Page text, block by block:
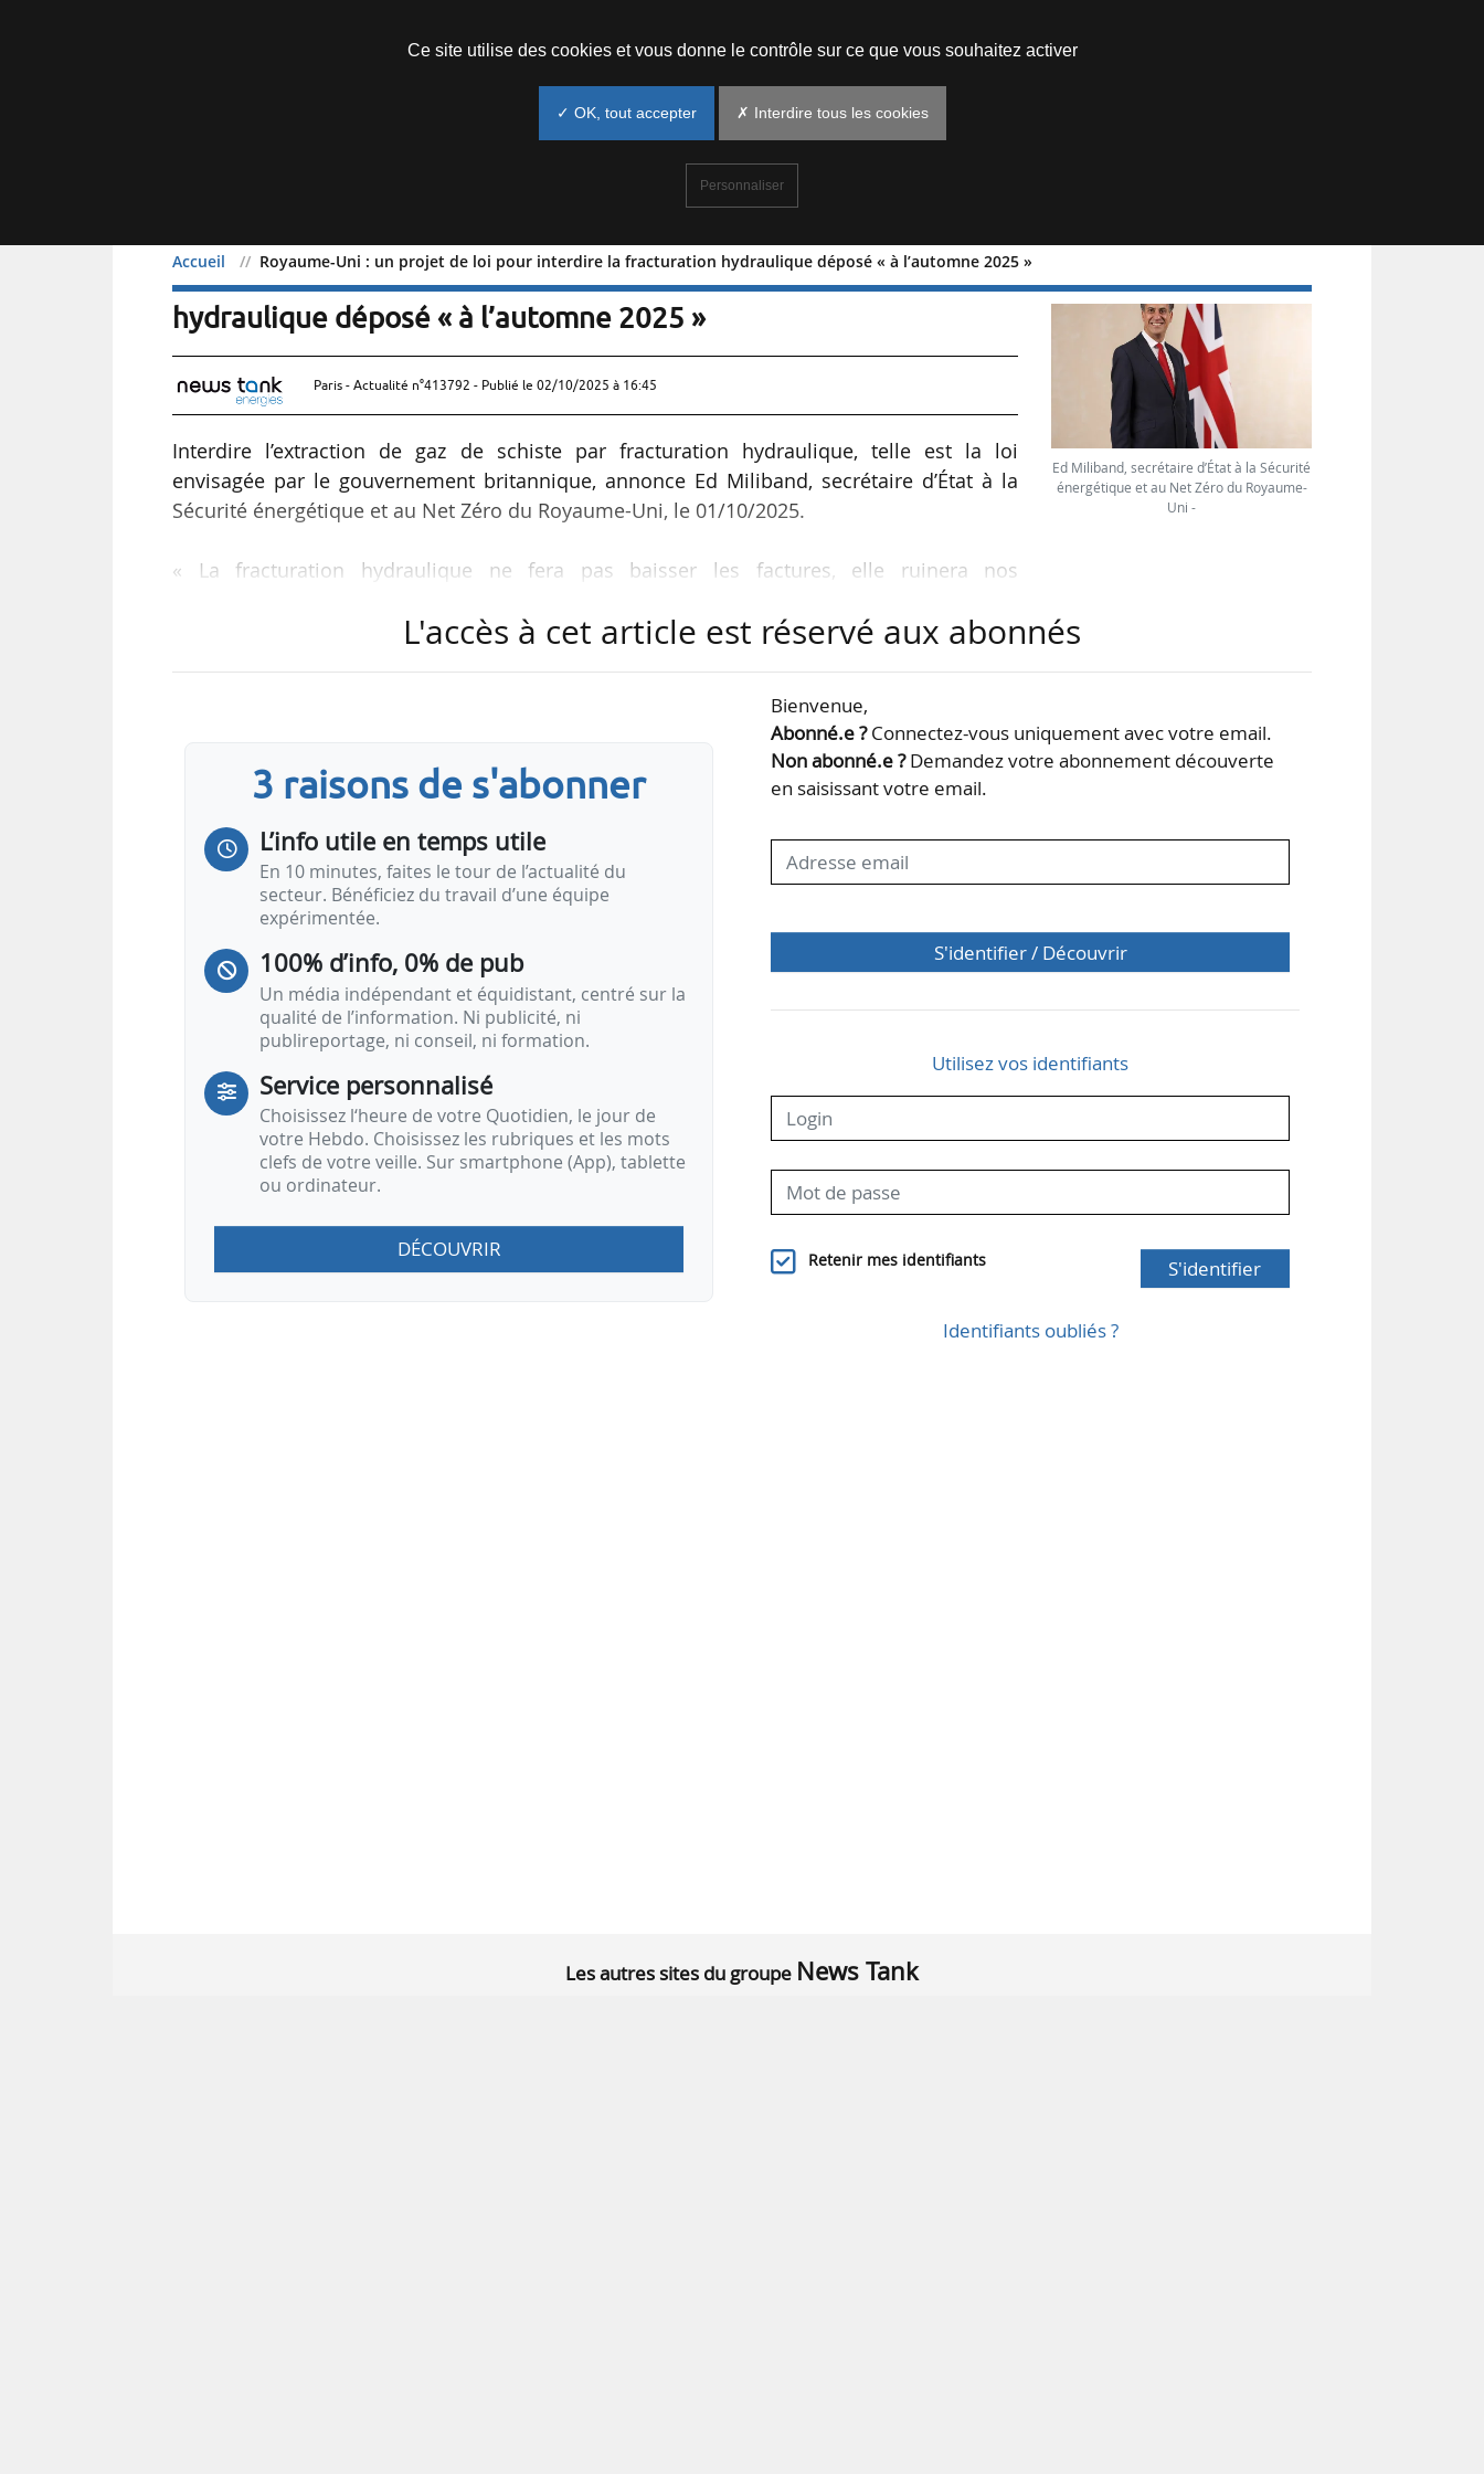
Accueil Royaume-Uni : un projet de loi pour interdire la fracturation hydraulique déposé « à l’automne 2025 »
Royaume-Uni : un projet de loi pour interdire la fracturation
hydraulique déposé « à l’automne 2025 »
Paris - Actualité n°413792 - Publié le 02/10/2025 à 16:45
Interdire l’extraction de gaz de schiste par fracturation hydraulique, telle est la loi
envisagée par le gouvernement britannique, annonce Ed Miliband, secrétaire d’État à la
Sécurité énergétique et au Net Zéro du Royaume-Uni, le 01/10/2025.
« La fracturation hydraulique ne fera pas baisser les factures, elle ruinera nos
environnement naturel », déclare le secrétaire d’État lors d’une conférence du Parti
Un moratoire sur la fracturation hydraulique a été instauré au Royaume-Uni en 2019 à la
suite d’un tremblement de terre à Preston New Road (Lancashire). Sans nouvelles preuves
Ed Miliband, secrétaire d’État à la Sécurité
énergétique et au Net Zéro du Royaume-
Uni -
L'accès à cet article est réservé aux abonnés
3 raisons de s'abonner
L’info utile en temps utile
En 10 minutes, faites le tour de l’actualité du
secteur. Bénéficiez du travail d’une équipe
expérimentée.
100% d’info, 0% de pub
Un média indépendant et équidistant, centré sur la
qualité de l’information. Ni publicité, ni
publireportage, ni conseil, ni formation.
Service personnalisé
Choisissez l‘heure de votre Quotidien, le jour de
votre Hebdo. Choisissez les rubriques et les mots
clefs de votre veille. Sur smartphone (App), tablette
ou ordinateur.
DÉCOUVRIR
Bienvenue,
Abonné.e ?Connectez-vous uniquement avec votre email.
Non abonné.e ?Demandez votre abonnement découverte
en saisissant votre email.
S'identifier / Découvrir
Utilisez vos identifiants
Retenir mes identifiants S'identifier
Identifiants oubliés ?
Les autres sites du groupe News Tank
Ce site utilise des cookies et vous donne le contrôle sur ce que vous souhaitez activer
✓ OK, tout accepter ✗ Interdire tous les cookies
Personnaliser